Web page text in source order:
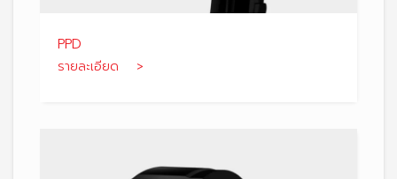
PPD
รายละเอียด >